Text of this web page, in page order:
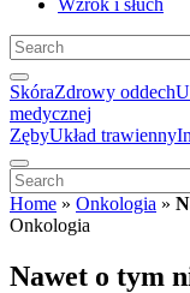
Wzrok i słuch
SkóraZdrowy oddech
medycznej
ZębyUkład trawienny
Home » Onkologia »
Onkologia
Nawet o tym